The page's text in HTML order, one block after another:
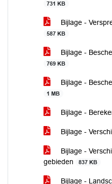
731 KB
Bijlage -
587 KB
Bijlage -
769 KB
Bijlage -
1 MB
Bijlage -
Bijlage -
Bijlage -
gebieden
837 KB
Bijlage -